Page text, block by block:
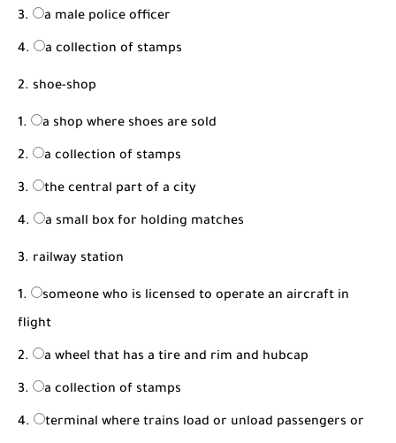
a male police officer
a collection of stamps
2. shoe-shop
a shop where shoes are sold
a collection of stamps
the central part of a city
a small box for holding matches
3. railway station
someone who is licensed to operate an aircraft in
flight
a wheel that has a tire and rim and hubcap
a collection of stamps
terminal where trains load or unload passengers or